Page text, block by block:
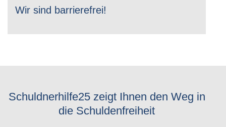
Wir sind barrierefrei!
Schuldnerhilfe25 zeigt Ihnen den Weg in
die Schuldenfreiheit